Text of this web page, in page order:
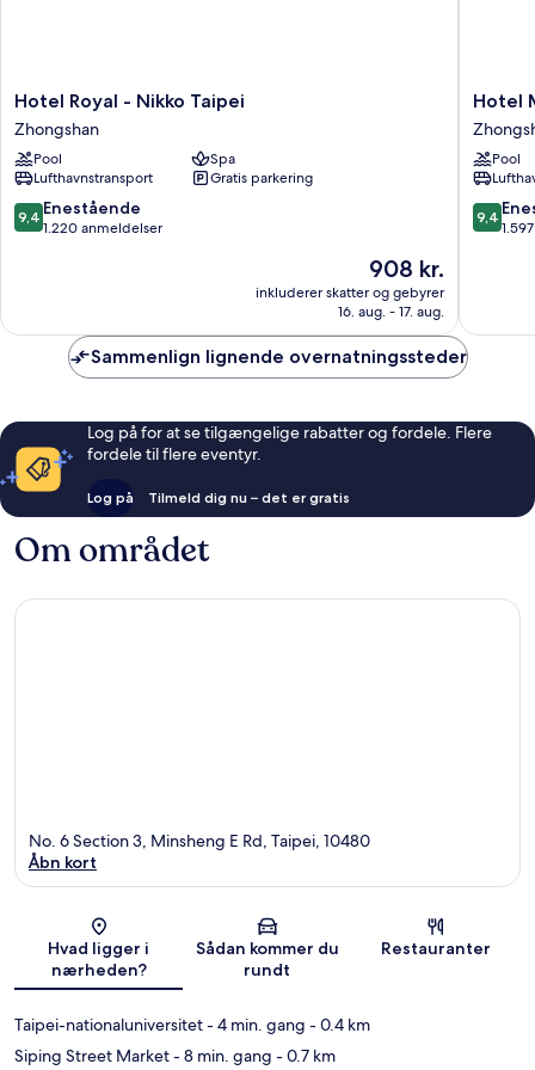
Hotel
Royal
-
Nikko
Taipei
Zhongshan
Hotel Royal - Nikko Taipei
Zhongshan
Pool
Spa
Lufthavnstransport
Gratis parkering
9.4
ud
anmeldelser
9,4 Enestående
1.220 anmeldelser
Prisen
er
908 kr.
908 kr.
inkluderer skatter og gebyrer
16. aug. - 17. aug.
Hotel
Premier
Taipei
Hotel
Pool
9.4
ud
9,4
Sammenlign lignende overnatningssteder
Log på for at se tilgængelige rabatter og fordele. Flere
fordele til flere eventyr.
Log på Tilmeld dig nu – det er gratis
Om området
Kort
No. 6 Section 3, Minsheng E Rd, Taipei, 10480
Åbn kort
Hvad ligger i
nærheden?
Sådan kommer du
rundt
Restauranter
Taipei-nationaluniversitet- 4 min. gang - 0.4 km
Siping Street Market- 8 min. gang - 0.7 km